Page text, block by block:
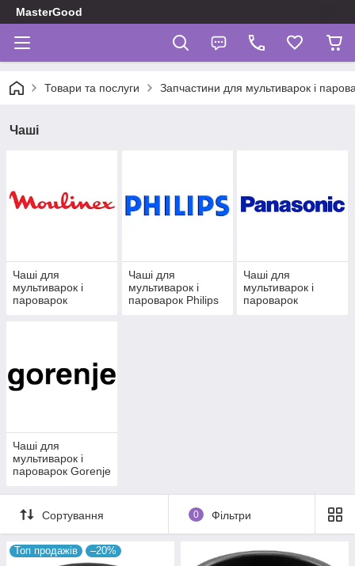
MasterGood
Товари та послуги Запчастини для мультиварок і
Чаші
Чаші для
мультиварок і
пароварок
Чаші для
мультиварок і
пароварок Philips
Чаші для
мультиварок і
пароварок
Чаші для
мультиварок і
пароварок Gorenje
Сортування 0 Фільтри
Топ продажів –20%